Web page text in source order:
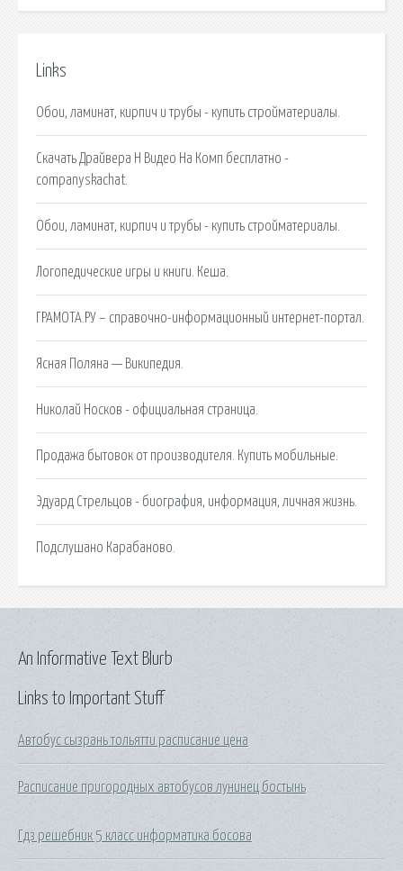
Links
Обои, ламинат, кирпич и трубы - купить стройматериалы.
Скачать Драйвера Н Видео На Комп бесплатно -
companyskachat.
Обои, ламинат, кирпич и трубы - купить стройматериалы.
Логопедические игры и книги. Кеша.
ГРАМОТА.РУ – справочно-информационный интернет-портал.
Ясная Поляна — Википедия.
Николай Носков - официальная страница.
Продажа бытовок от производителя. Купить мобильные.
Эдуард Стрельцов - биография, информация, личная жизнь.
Подслушано Карабаново.
Links to Important Stuff
Автобус сызрань тольятти расписание цена
Расписание пригородных автобусов лунинец бостынь
Гдз решебник 5 класс информатика босова
An Informative Text Blurb